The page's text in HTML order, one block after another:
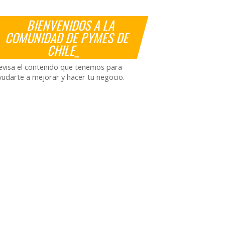
BIENVENIDOS A LA
COMUNIDAD DE PYMES DE
CHILE_
el contenido que tenemos para
a mejorar y hacer tu negocio.